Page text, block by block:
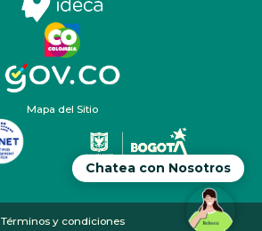
Chatea con Nosotros
Mapa del Sitio
Términos y condiciones